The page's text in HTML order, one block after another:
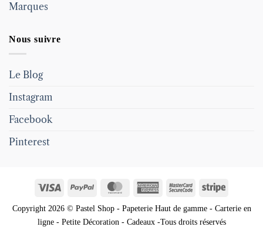
Marques
Nous suivre
Le Blog
Instagram
Facebook
Pinterest
Visa PayPal MasterCardAmericanMasterCardStripe
Copyright 2026 © Pastel Shop - Papeterie Haut de gamme - Carterie en
ligne - Petite Décoration - Cadeaux -Tous droits réservés